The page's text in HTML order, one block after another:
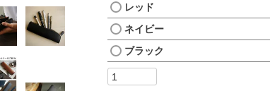
レッド
ネイビー
ブラック